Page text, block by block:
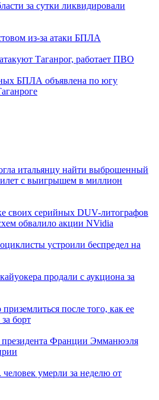
за сутки ликвидировали
из-за атаки БПЛА
Таганрог, работает ПВО
БПЛА объявлена по югу
итальянцу найти выброшенный
с выигрышем в миллион
своих серийных DUV-литографов
обвалило акции NVidia
устроили беспредел на
продали с аукциона за
после того, как ее
борт
Франции Эмманюэля
умерли за неделю от